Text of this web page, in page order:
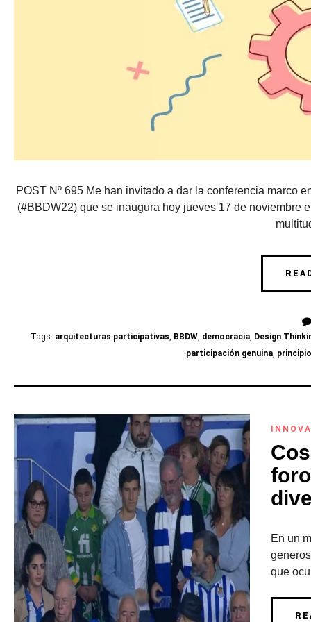
POST Nº 695 Me han invitado a dar la conferencia marco
(#BBDW22) que se inaugura hoy jueves 17 de noviembre
Tags: arquitecturas participativas, BBDW, democracia, Design
participación genuina,
En un
que